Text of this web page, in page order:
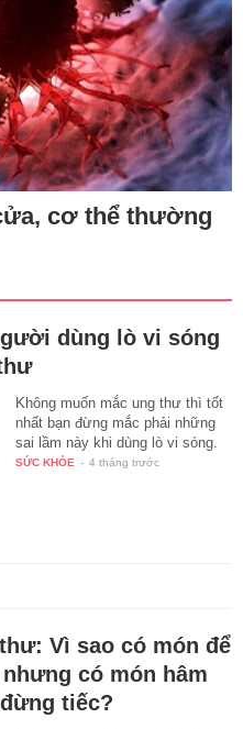
cơ thể thường
dùng lò vi sóng
Không muốn mắc ung thư thì tốt
nhất bạn đừng mắc phải những
sai lầm này khi dùng lò vi sóng.
SỨC KHỎE - 4 tháng trước
Vì sao có món để
có món hâm
tiếc?